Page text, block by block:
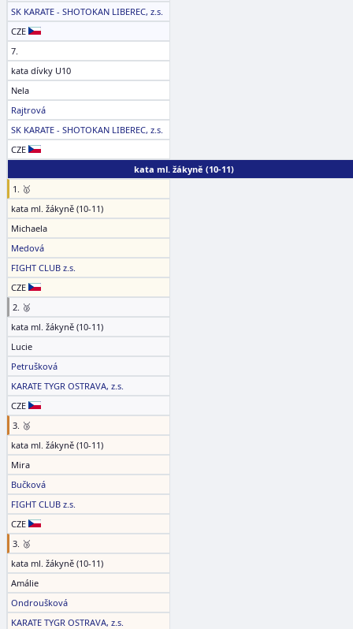
SK KARATE - SHOTOKAN LIBEREC, z.s.
CZE
7.
kata dívky U10
Nela
Rajtrová
SK KARATE - SHOTOKAN LIBEREC, z.s.
CZE
kata ml. žákyně (10-11)
1. 🥇
kata ml. žákyně (10-11)
Michaela
Medová
FIGHT CLUB z.s.
CZE
2. 🥈
kata ml. žákyně (10-11)
Lucie
Petrušková
KARATE TYGR OSTRAVA, z.s.
CZE
3. 🥉
kata ml. žákyně (10-11)
Mira
Bučková
FIGHT CLUB z.s.
CZE
3. 🥉
kata ml. žákyně (10-11)
Amálie
Ondroušková
KARATE TYGR OSTRAVA, z.s.